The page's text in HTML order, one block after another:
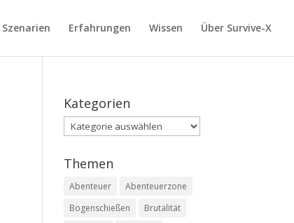
Szenarien Erfahrungen Wissen Über Survive-X
Kategorien
Kategorien
Themen
Abenteuer
Abenteuerzone
Bogenschießen
Brutalität